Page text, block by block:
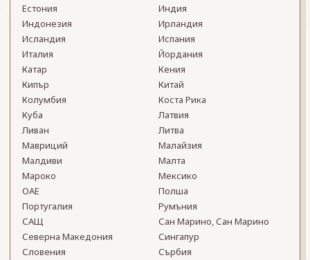
Естония
Индия
Индонезия
Ирландия
Исландия
Испания
Италия
Йордания
Катар
Кения
Кипър
Китай
Колумбия
Коста Рика
Куба
Латвия
Ливан
Литва
Мавриций
Малайзия
Малдиви
Малта
Мароко
Мексико
ОАЕ
Полша
Португалия
Румъния
САЩ
Сан Марино, Сан Марино
Северна Македония
Сингапур
Словения
Сърбия